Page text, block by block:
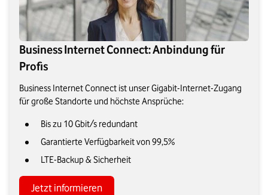
Business Internet Connect: Anbindung für
Profis
Business Internet Connect ist unser Gigabit-Internet-Zugang
für große Standorte und höchste Ansprüche:
Bis zu 10 Gbit/s redundant
Garantierte Verfügbarkeit von 99,5%
LTE-Backup & Sicherheit
Jetzt informieren